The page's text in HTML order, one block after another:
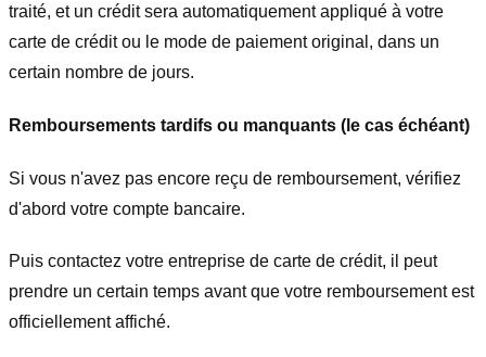
traité, et un crédit sera automatiquement appliqué à votre
carte de crédit ou le mode de paiement original, dans un
certain nombre de jours.
Remboursements tardifs ou manquants (le cas échéant)
Si vous n'avez pas encore reçu de remboursement, vérifiez
d'abord votre compte bancaire.
Puis contactez votre entreprise de carte de crédit, il peut
prendre un certain temps avant que votre remboursement est
officiellement affiché.